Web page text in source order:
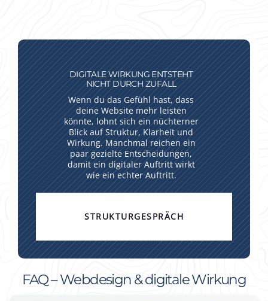
DIGITALE WIRKUNG ENTSTEHT
NICHT DURCH ZUFALL
Wenn du das Gefühl hast, dass
deine Website mehr leisten
könnte, lohnt sich ein nüchterner
Blick auf Struktur, Klarheit und
Wirkung. Manchmal reichen ein
paar gezielte Entscheidungen,
damit ein digitaler Auftritt wirkt
wie ein echter Auftritt.
STRUKTURGESPRÄCH
FAQ – Webdesign & digitale Wirkung